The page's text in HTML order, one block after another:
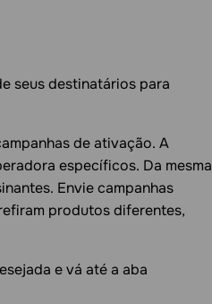
seus destinatários para
de ativação. A
específicos. Da mesma
Envie campanhas
produtos diferentes,
e vá até a aba